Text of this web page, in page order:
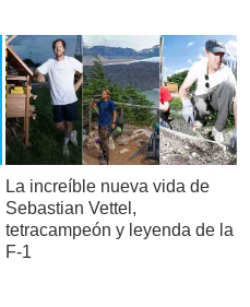
La increíble nueva vida de
Sebastian Vettel,
tetracampeón y leyenda de la
F-1